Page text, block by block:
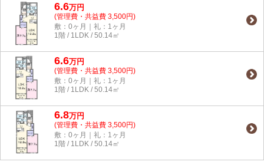
6.6万円
(管理費・共益費 3,500円)
敷：0ヶ月｜礼：1ヶ月
1階 / 1LDK / 50.14㎡
6.6万円
(管理費・共益費 3,500円)
敷：0ヶ月｜礼：1ヶ月
1階 / 1LDK / 50.14㎡
6.8万円
(管理費・共益費 3,500円)
敷：0ヶ月｜礼：1ヶ月
1階 / 1LDK / 50.14㎡